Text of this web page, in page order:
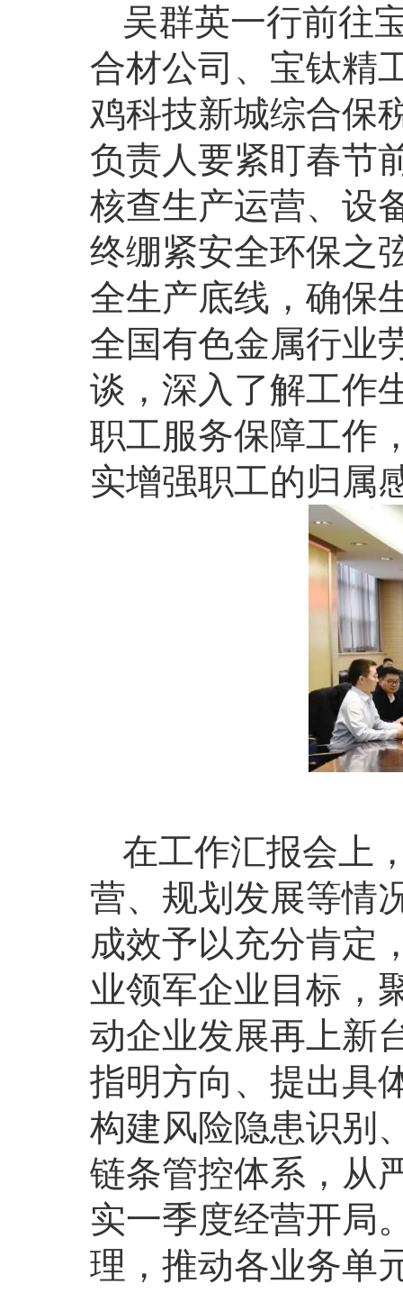
吴群英一行前往
合材公司、宝钛精
鸡科技新城综合保
负责人要紧盯春节
核查生产运营、设
终绷紧安全环保之
全生产底线，确保
全国有色金属行业
谈，深入了解工作
职工服务保障工作
实增强职工的归属
在工作汇报会上
营、规划发展等情
成效予以充分肯定
业领军企业目标，
动企业发展再上新
指明方向、提出具
构建风险隐患识别
链条管控体系，从
实一季度经营开局
理，推动各业务单